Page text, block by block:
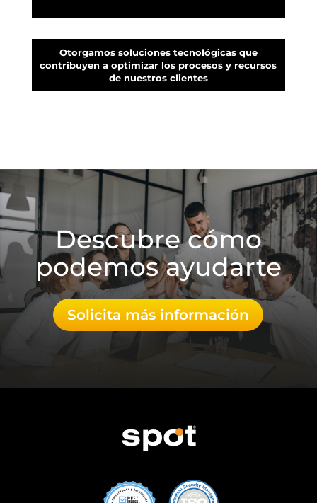
Otorgamos soluciones tecnológicas que
contribuyen a optimizar los procesos y recursos
de nuestros clientes
Descubre cómo
podemos ayudarte
Solicita más información